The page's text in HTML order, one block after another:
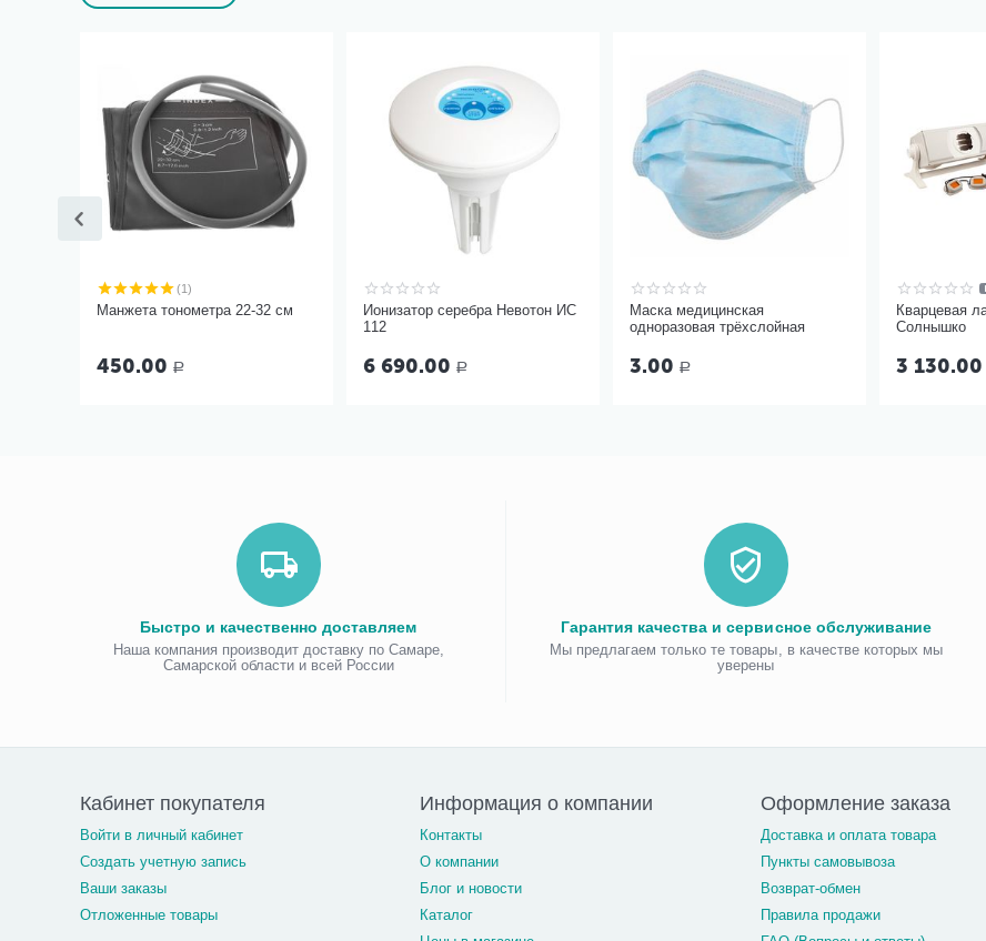
(1)
Манжета тонометра 22-32 см
450.00 Р
Ионизатор серебра Невотон ИС
112
6 690.00 Р
Маска медицинская
одноразовая трёхслойная
3.00 Р
Кварцевая
Солнышко
3 130.00
Быстро и качественно доставляем
Наша компания производит доставку по Самаре,
Самарской области и всей России
Гарантия качества и сервисное обслуживание
Мы предлагаем только те товары, в качестве которых мы
уверены
Кабинет покупателя
Войти в личный кабинет
Создать учетную запись
Ваши заказы
Отложенные товары
Информация о компании
Контакты
О компании
Блог и новости
Каталог
Оформление заказа
Доставка и оплата товара
Пункты самовывоза
Возврат-обмен
Правила продажи